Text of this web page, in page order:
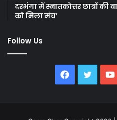
दरभंगा में स्नातकोत्तर छात्रों की
को मिला मंच’
Follow Us
Facebook
Twitter